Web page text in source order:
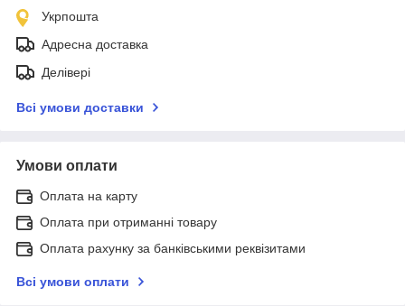
Укрпошта
Адресна доставка
Делівері
Всі умови доставки
Умови оплати
Оплата на карту
Оплата при отриманні товару
Оплата рахунку за банківськими реквізитами
Всі умови оплати